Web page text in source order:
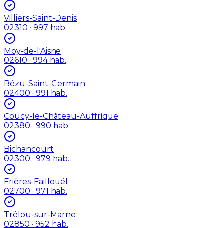
Villiers-Saint-Denis
02310 · 997 hab.
Moÿ-de-l'Aisne
02610 · 994 hab.
Bézu-Saint-Germain
02400 · 991 hab.
Coucy-le-Château-Auffrique
02380 · 990 hab.
Bichancourt
02300 · 979 hab.
Frières-Faillouël
02700 · 971 hab.
Trélou-sur-Marne
02850 · 952 hab.